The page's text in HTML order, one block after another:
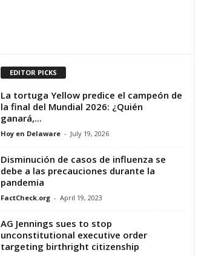
EDITOR PICKS
La tortuga Yellow predice el campeón de
la final del Mundial 2026: ¿Quién
ganará,...
Hoy en Delaware - July 19, 2026
Disminución de casos de influenza se
debe a las precauciones durante la
pandemia
FactCheck.org - April 19, 2023
AG Jennings sues to stop
unconstitutional executive order
targeting birthright citizenship